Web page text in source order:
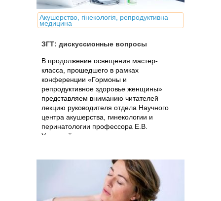
Акушерство, гінекологія, репродуктивна
медицина
ЗГТ: дискуссионные вопросы
В продолжение освещения мастер-
класса, прошедшего в рамках
конференции «Гормоны и
репродуктивное здоровье женщины»
представляем вниманию читателей
лекцию руководителя отдела Научного
центра акушерства, гинекологии и
перинатологии профессора Е.В.
Уваровой